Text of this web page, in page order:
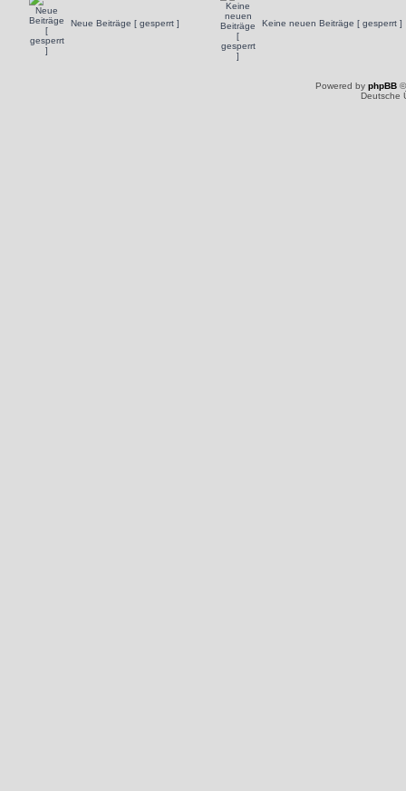
Neue Beiträge [ gesperrt ] Keine neuen Beiträge [ gesperrt ]
Powered by phpBB
Deutsche